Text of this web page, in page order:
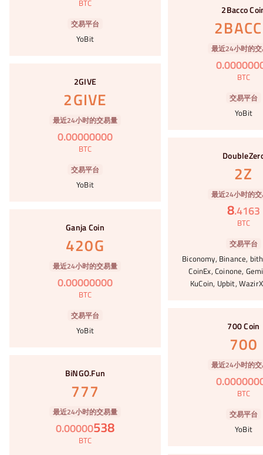
BTC
交易平台
YoBit
2Bacco
最近24小时的
0.
BTC
交易平台
YoBit
2GIVE
2GIVE
最近24小时的交易量
0.00000000
BTC
交易平台
YoBit 2Z
最近24小时的
8.4163
BTC
交易平台
Biconomy, Binance,
CoinEx, Coinone,
KuCoin, Upbit,
Ganja Coin
420G
最近24小时的交易量
0.00000000
BTC
交易平台
YoBit 700 Coin
700
最近24小时的
0.
BTC
交易平台
YoBit
BiNGO.Fun
777
最近24小时的交易量
0.00000538
BTC